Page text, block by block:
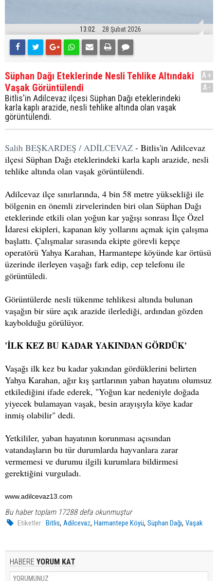
13:02 28 Şubat 2026
Süphan Dağı Eteklerinde Nesli Tehlike Altındaki
Vaşak Görüntülendi
Bitlis'in Adilcevaz ilçesi Süphan Dağı eteklerindeki
karla kaplı arazide, nesli tehlike altında olan vaşak
görüntülendi.
A+
A-
Salih BEŞKARDEŞ / ADİLCEVAZ - Bitlis'in Adilcevaz
ilçesi Süphan Dağı eteklerindeki karla kaplı arazide, nesli
tehlike altında olan vaşak görüntülendi.
Adilcevaz ilçe sınırlarında, 4 bin 58 metre yüksekliği ile
bölgenin en önemli zirvelerinden biri olan Süphan Dağı
eteklerinde etkili olan yoğun kar yağışı sonrası İlçe Özel
İdaresi ekipleri, kapanan köy yollarını açmak için çalışma
başlattı. Çalışmalar sırasında ekipte görevli kepçe
operatörü Yahya Karahan, Harmantepe köyünde kar örtüsü
üzerinde ilerleyen vaşağı fark edip, cep telefonu ile
görüntüledi.
Görüntülerde nesli tükenme tehlikesi altında bulunan
vaşağın bir süre açık arazide ilerlediği, ardından gözden
kaybolduğu görülüyor.
'İLK KEZ BU KADAR YAKINDAN GÖRDÜK'
Vaşağı ilk kez bu kadar yakından gördüklerini belirten
Yahya Karahan, ağır kış şartlarının yaban hayatını olumsuz
etkilediğini ifade ederek, "Yoğun kar nedeniyle doğada
yiyecek bulamayan vaşak, besin arayışıyla köye kadar
inmiş olabilir" dedi.
Yetkililer, yaban hayatının korunması açısından
vatandaşların bu tür durumlarda hayvanlara zarar
vermemesi ve durumu ilgili kurumlara bildirmesi
gerektiğini vurguladı.
www.adilcevaz13.com
Bu haber toplam 17288 defa okunmuştur
Etiketler : Bitlis,Adilcevaz,Harmantepe Köyü,Süphan Dağı,Vaşak
HABERE YORUM KAT